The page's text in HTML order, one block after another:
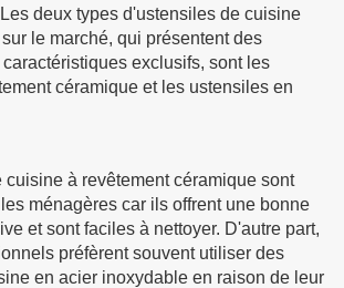
deux types d'ustensiles de cuisine
le marché, qui présentent des
exclusifs, sont les
céramique et les ustensiles en
cuisine à revêtement céramique sont
ménagères car ils offrent une bonne
et sont faciles à nettoyer. D'autre part,
préfèrent souvent utiliser des
en acier inoxydable en raison de leur